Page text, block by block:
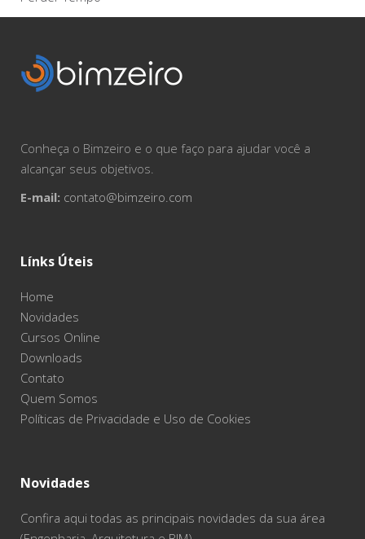
Conheça o Bimzeiro e o que faço para ajudar você a
alcançar seus objetivos.
E-mail: contato@bimzeiro.com
Línks Úteis
Home
Novidades
Cursos Online
Downloads
Contato
Quem Somos
Políticas de Privacidade e Uso de Cookies
Novidades
Confira aqui todas as principais novidades da sua área